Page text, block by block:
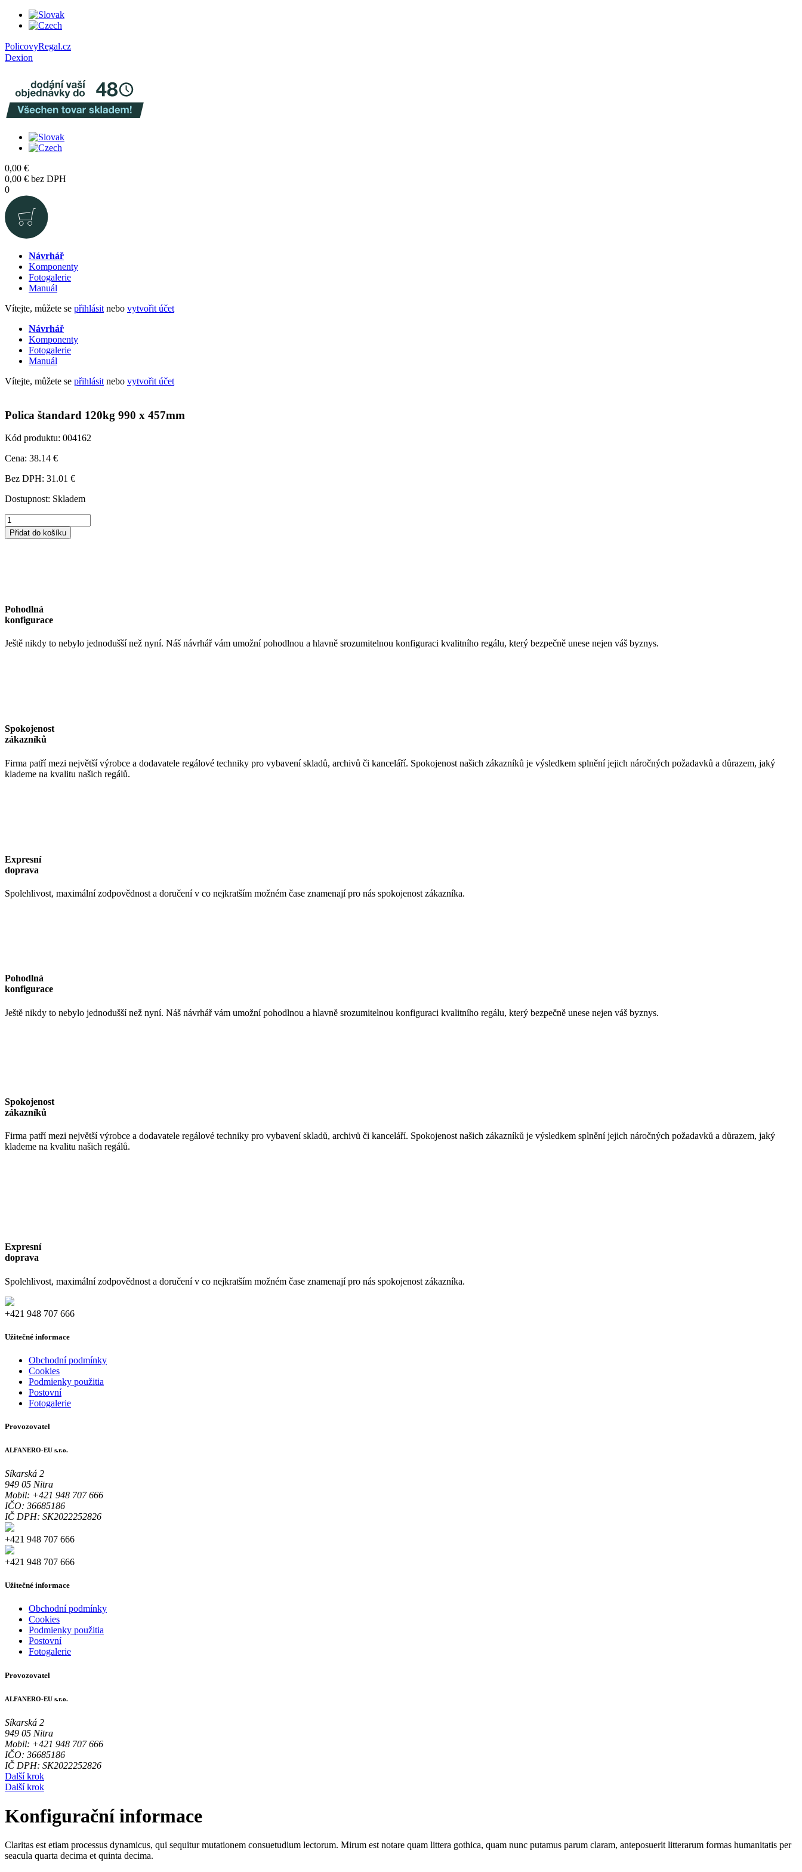
PolicovyRegal.cz
Dexion
0,00 €
0,00 € bez DPH
0
Návrhář
Komponenty
Fotogalerie
Manuál
Vítejte, můžete se přihlásit nebo vytvořit účet
Návrhář
Komponenty
Fotogalerie
Manuál
Vítejte, můžete se přihlásit nebo vytvořit účet
Polica štandard 120kg 990 x 457mm
Kód produktu: 004162
Cena: 38.14 €
Bez DPH: 31.01 €
Skladem
Polica
štandard
120kg
Přidat do košíku
Pohodlná
konfigurace
Ještě nikdy to nebylo jednodušší než nyní. Náš návrhář vám umožní pohodlnou a hlavně srozumitelnou konfiguraci kvalitního regálu, který bezpečně unese nejen váš byznys.
Spokojenost
zákazníků
Firma patří mezi největší výrobce a dodavatele regálové techniky pro vybavení skladů, archivů či kanceláří. Spokojenost našich zákazníků je výsledkem splnění jejich náročných požadavků a důrazem, jaký
klademe na kvalitu našich regálů.
Expresní
doprava
Spolehlivost, maximální zodpovědnost a doručení v co nejkratším možném čase znamenají pro nás spokojenost zákazníka.
Pohodlná
konfigurace
Ještě nikdy to nebylo jednodušší než nyní. Náš návrhář vám umožní pohodlnou a hlavně srozumitelnou konfiguraci kvalitního regálu, který bezpečně unese nejen váš byznys.
Spokojenost
zákazníků
Firma patří mezi největší výrobce a dodavatele regálové techniky pro vybavení skladů, archivů či kanceláří. Spokojenost našich zákazníků je výsledkem splnění jejich náročných požadavků a důrazem, jaký
klademe na kvalitu našich regálů.
Expresní
doprava
Spolehlivost, maximální zodpovědnost a doručení v co nejkratším možném čase znamenají pro nás spokojenost zákazníka.
+421 948 707 666
Užitečné informace
Obchodní podmínky
Cookies
Podmienky použitia
Postovní
Fotogalerie
Provozovatel
ALFANERO-EU s.r.o.
Síkarská 2
949 05 Nitra
Mobil: +421 948 707 666
IČO: 36685186
IČ DPH: SK2022252826
+421 948 707 666
+421 948 707 666
Užitečné informace
Obchodní podmínky
Cookies
Podmienky použitia
Postovní
Fotogalerie
Provozovatel
ALFANERO-EU s.r.o.
Síkarská 2
949 05 Nitra
Mobil: +421 948 707 666
IČO: 36685186
IČ DPH: SK2022252826
Další krok
Další krok
Konfigurační informace
Claritas est etiam processus dynamicus, qui sequitur mutationem consuetudium lectorum. Mirum est notare quam littera gothica, quam nunc putamus parum claram, anteposuerit litterarum formas humanitatis per
seacula quarta decima et quinta decima.